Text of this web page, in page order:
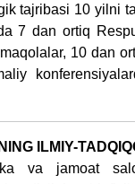
tajribasi 10 yilni
7 dan ortiq
10 dan
ILMIY-
va jamoat